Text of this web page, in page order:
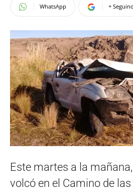
WhatsApp +
Este martes a la
volcó en el Camino de